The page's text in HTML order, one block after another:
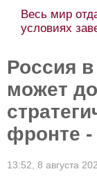
Весь мир
условиях
Россия
может
фронте -
13:52, 8 августа